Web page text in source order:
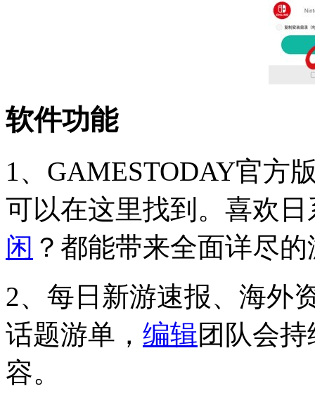
软件功能
1、GAMESTODAY官方
可以在这里找到。喜欢
闲 ？都能带来全面详尽
2、每日新游速报、海外
话题游单， 编辑团队会
容。